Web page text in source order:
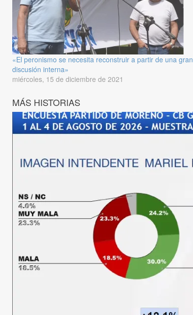
«El peronismo se necesita reconstruir a partir de una gran
discusión interna»
miércoles, 15 de diciembre de 2021
MÁS HISTORIAS